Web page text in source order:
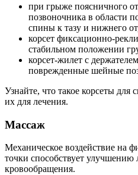
при грыже поясничного
позвоночника в области
спины к тазу и нижнего
корсет фиксационно-
стабильном положении
корсет-жилет с
поврежденные шейные
Узнайте, что такое корсеты
их для лечения.
Массаж­
Механическое воздействие на
точки способствует улучшению
кровообращения.